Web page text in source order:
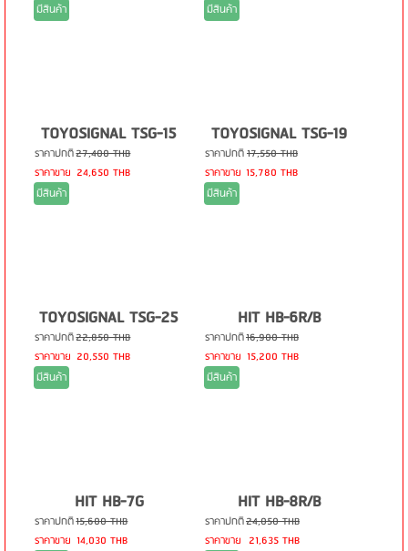
มีสินค้า
มีสินค้า
TOYOSIGNAL TSG-15
ราคาปกติ27,400 THB
ราคาขาย 24,650 THB
มีสินค้า
TOYOSIGNAL TSG-19
ราคาปกติ17,550 THB
ราคาขาย 15,780 THB
มีสินค้า
TOYOSIGNAL TSG-25
ราคาปกติ22,850 THB
ราคาขาย 20,550 THB
มีสินค้า
HIT HB-6R/B
ราคาปกติ16,900 THB
ราคาขาย 15,200 THB
มีสินค้า
HIT HB-7G
ราคาปกติ15,600 THB
ราคาขาย 14,030 THB
HIT HB-8R/B
ราคาปกติ24,050 THB
ราคาขาย 21,635 THB